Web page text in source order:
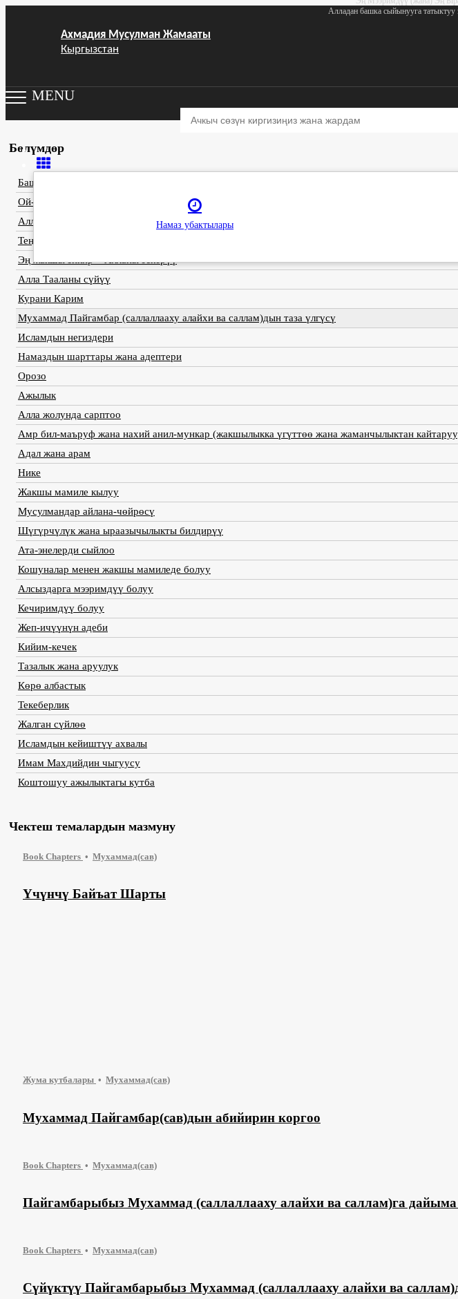
Алладан башка сыйынууга
Ахмадия Мусулман Жамааты
Кыргызстан
MENU
Намаз убактылары
Бөлүмдөр
Баш сөз
Ой-ниет жана амалдар жөнүндө
Алла Тааланын ысымынын бийиктигин
Теңдеши жок Тавхийд
Эң жакшы зикир – Алланы эскерүү
Алла Тааланы сүйүү
Курани Карим
Мухаммад Пайгамбар (саллаллааху алайхи ва саллам)дын таза үлгүсү
Исламдын негиздери
Намаздын шарттары жана адептери
Орозо
Ажылык
Алла жолунда сарптоо
Амр бил-маъруф жана нахий анил-мункар (жакшылыкка үгүттөө жана жаманчылыктан
Адал жана арам
Нике
Жакшы мамиле кылуу
Мусулмандар айлана-чөйрөсү
Шүгүрчүлүк жана ыраазычылыкты билдирүү
Ата-энелерди сыйлоо
Кошуналар менен жакшы мамиледе болуу
Алсыздарга мээримдүү болуу
Кечиримдүү болуу
Жеп-ичүүнүн адеби
Кийим-кечек
Тазалык жана аруулук
Көрө албастык
Текеберлик
Жалган сүйлөө
Исламдын кейиштүү ахвалы
Имам Махдийдин чыгуусу
Коштошуу ажылыктагы кутба
Чектеш темалардын мазмуну
Book Chapters Мухаммад(сав)
Үчүнчү Байъат Шарты
Жума кутбалары Мухаммад(сав)
Мухаммад Пайгамбар(сав)дын абийирин коргоо
Book Chapters Мухаммад(сав)
Пайгамбарыбыз Мухаммад (саллаллааху алайхи ва саллам)га дайыма
Book Chapters Мухаммад(сав)
Сүйүктүү Пайгамбарыбыз Мухаммад (саллаллааху алайхи ва